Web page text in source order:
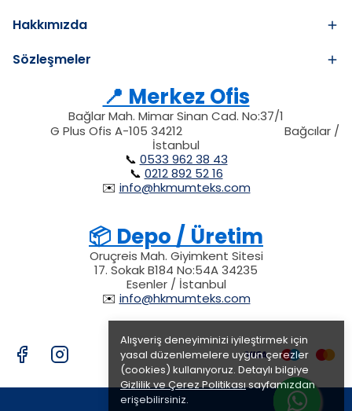
Alışveriş deneyiminizi iyileştirmek için
yasal düzenlemelere uygun çerezler
(cookies) kullanıyoruz. Detaylı bilgiye
Gizlilik ve Çerez Politikasısayfamızdan
erişebilirsiniz.
Hakkımızda
Sözleşmeler
📍 Merkez Ofis
Bağlar Mah. Mimar Sinan Cad. No:37/1
G Plus Ofis A-105 34212
Bağcılar /
İstanbul
📞 0533 962 38 43
📞 0212 892 52 16
✉️ info@hkmumteks.com
📦 Depo / Üretim
Oruçreis Mah. Giyimkent Sitesi
17. Sokak B184 No:54A 34235
Esenler / İstanbul
✉️ info@hkmumteks.com